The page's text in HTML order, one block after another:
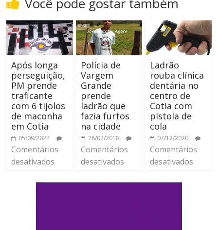
Após longa
perseguição,
PM prende
traficante
com 6 tijolos
de maconha
em Cotia
05/09/2022
Comentários
desativados
Polícia de
Vargem
Grande
prende
ladrão que
fazia furtos
na cidade
28/02/2018
Comentários
desativados
Ladrão
rouba clínica
dentária no
centro de
Cotia com
pistola de
cola
07/12/2020
Comentários
desativados